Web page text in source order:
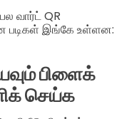
வார்ட் QR
படிகள் இங்கே உள்ளன:
பிளைக்
செய்க